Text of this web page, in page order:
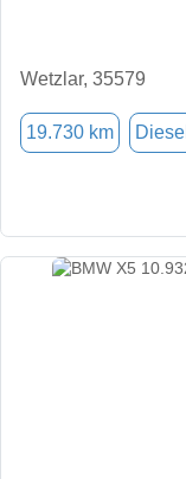
Wetzlar, 35579
19.730 km Diesel